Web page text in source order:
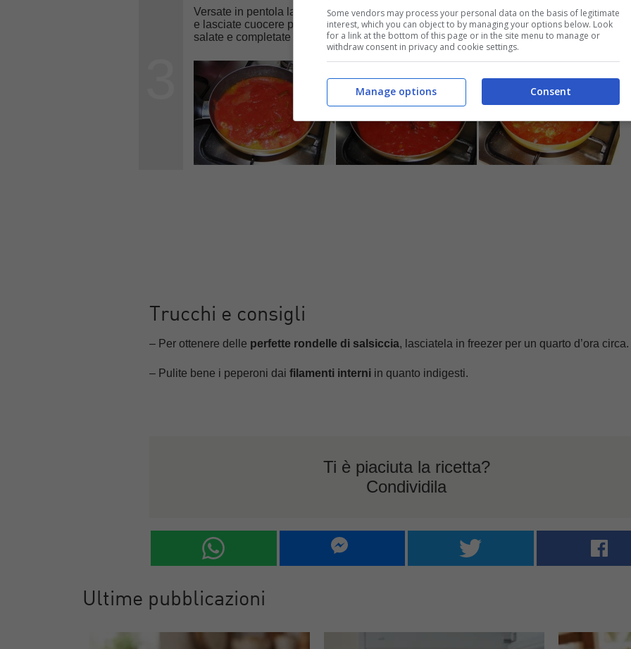
Versate in pentola la passata di pomodoroe portate il sugo a ebollizione, dopodiché
e lasciate cuocere per 30 minuti a fiamma bassa. Trascorso il tempo, togliete il coperchio,
salate e completate la cottura lasciando sul fuoco per altri 10 minuti.
Trucchi e consigli
– Per ottenere delle perfette rondelle di salsiccia, lasciatela in freezer per un quarto d’ora circa.
– Pulite bene i peperoni dai filamenti interni in quanto indigesti.
Ti è piaciuta la ricetta?
Condividila
Ultime pubblicazioni
Some vendors may process your personal data on the basis of legitimate
interest, which you can object to by managing your options below. Look
for a link at the bottom of this page or in the site menu to manage or
withdraw consent in privacy and cookie settings.
Consent
Manage options